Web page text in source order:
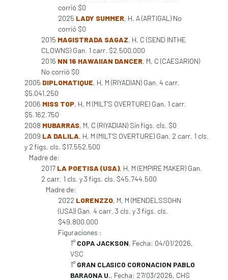
corrió $0
2025 LADY SUMMER, H, A (ARTIGAL) No
corrió $0
2015 MAGISTRADA SAGAZ, H, C (SEND INTHE
CLOWNS) Gan. 1 carr. $2.500.000
2016 NN 16 HAWAIIAN DANCER, M, C (CAESARION)
No corrió $0
2005 DIPLOMATIQUE, H, M (RIYADIAN) Gan. 4 carr.
$5.041.250
2006 MISS TOP, H, M (MILT'S OVERTURE) Gan. 1 carr.
$5.162.750
2008 MUBARRAS, M, C (RIYADIAN) Sin figs. cls. $0
2009 LA DALILA, H, M (MILT'S OVERTURE) Gan. 2 carr. 1 cls.
y 2 figs. cls. $17.552.500
Madre de:
2017 LA POETISA (USA), H, M (EMPIRE MAKER) Gan.
2 carr. 1 cls. y 3 figs. cls. $45.744.500
Madre de:
2022 LORENZZO, M, M (MENDELSSOHN
(USA)) Gan. 4 carr. 3 cls. y 3 figs. cls.
$49.800.000
Figuraciones :
1° COPA JACKSON, Fecha: 04/01/2026,
VSC
1° GRAN CLASICO CORONACION PABLO
BARAONA U., Fecha: 27/03/2026, CHS